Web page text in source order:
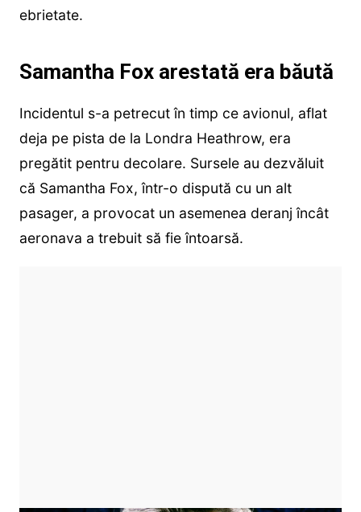
ebrietate.
Samantha Fox arestată era băută
Incidentul s-a petrecut în timp ce avionul, aflat
deja pe pista de la Londra Heathrow, era
pregătit pentru decolare. Sursele au dezvăluit
că Samantha Fox, într-o dispută cu un alt
pasager, a provocat un asemenea deranj încât
aeronava a trebuit să fie întoarsă.